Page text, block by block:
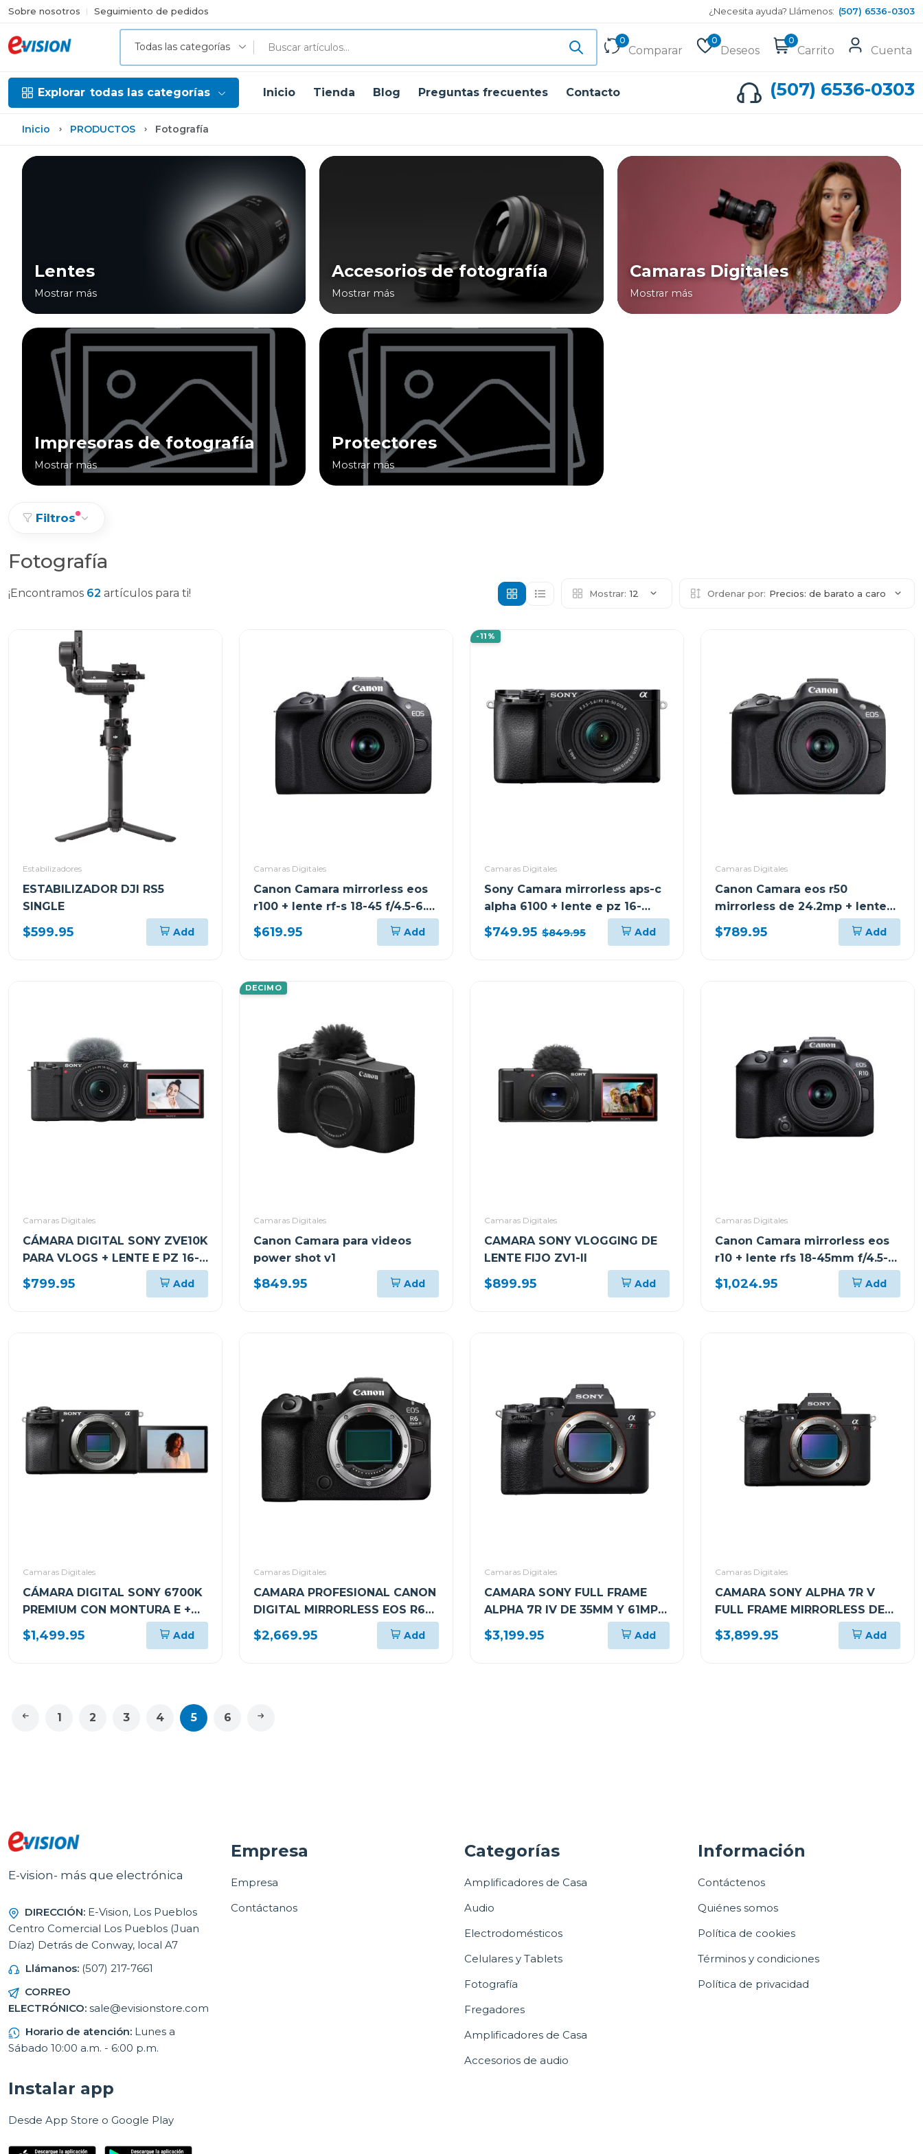
Sobre nosotros Seguimiento de pedidos ¿Necesita ayuda? Llámenos: (507) 6536-0303
Todas las categorías
0
Comparar
0
Deseos
0
Carrito Cuenta
Explorar todas las categorías Inicio Tienda Blog Preguntas frecuentes Contacto (507) 6536-0303
Inicio PRODUCTOS Fotografía
Lentes
Mostrar más
Accesorios de fotografía
Mostrar más
Camaras Digitales
Mostrar más
Impresoras de fotografía
Mostrar más
Protectores
Mostrar más
Filtros
Fotografía
¡Encontramos 62 artículos para ti! Mostrar: 12 Ordenar por: Precios: de barato a caro
Estabilizadores
ESTABILIZADOR DJI RS5
SINGLE
$599.95 Add
Camaras Digitales
Canon Camara mirrorless eos
r100 + lente rf-s 18-45 f/4.5-6.3
is stm kit
$619.95 Add
-11%
Camaras Digitales
Sony Camara mirrorless aps-c
alpha 6100 + lente e pz 16-
50mm f3.5-5.6 oss ii
$749.95 $849.95 Add
Camaras Digitales
Canon Camara eos r50
mirrorless de 24.2mp + lente
rf-s 18-45 f/4.5-6.3 is stm kit
$789.95 Add
Camaras Digitales
CÁMARA DIGITAL SONY ZVE10K
PARA VLOGS + LENTE E PZ 16-
50MM F3.5-5.6 OSS II
ZVE10KBQE38
$799.95 Add
DECIMO
Camaras Digitales
Canon Camara para videos
power shot v1
$849.95 Add
Camaras Digitales
CAMARA SONY VLOGGING DE
LENTE FIJO ZV1-II
$899.95 Add
Camaras Digitales
Canon Camara mirrorless eos
r10 + lente rfs 18-45mm f/4.5-
6.3 is stm kit
$1,024.95 Add
Camaras Digitales
CÁMARA DIGITAL SONY 6700K
PREMIUM CON MONTURA E +
LENTE E PZ 16-50MM F3.5-5.6
OSS II ILCE6700KBQE38
$1,499.95 Add
Camaras Digitales
CAMARA PROFESIONAL CANON
DIGITAL MIRRORLESS EOS R6
MARK III SOLO CUERPO
$2,669.95 Add
Camaras Digitales
CAMARA SONY FULL FRAME
ALPHA 7R IV DE 35MM Y 61MP
(SOLO CUERPO) ILCE7RM4
$3,199.95 Add
Camaras Digitales
CAMARA SONY ALPHA 7R V
FULL FRAME MIRRORLESS DE
LENTE INTERCAMBIABLE 7RM5
$3,899.95 Add
1 2 3 4 5 6
E-vision- más que electrónica
DIRECCIÓN: E-Vision, Los Pueblos
Centro Comercial Los Pueblos (Juan
Díaz) Detrás de Conway, local A7
Llámanos: (507) 217-7661
CORREO
ELECTRÓNICO: sale@evisionstore.com
Horario de atención: Lunes a
Sábado 10:00 a.m. - 6:00 p.m.
Empresa
Empresa
Contáctanos
Categorías
Amplificadores de Casa
Audio
Electrodomésticos
Celulares y Tablets
Fotografía
Fregadores
Amplificadores de Casa
Accesorios de audio
Información
Contáctenos
Quiénes somos
Política de cookies
Términos y condiciones
Política de privacidad
Instalar app
Desde App Store o Google Play